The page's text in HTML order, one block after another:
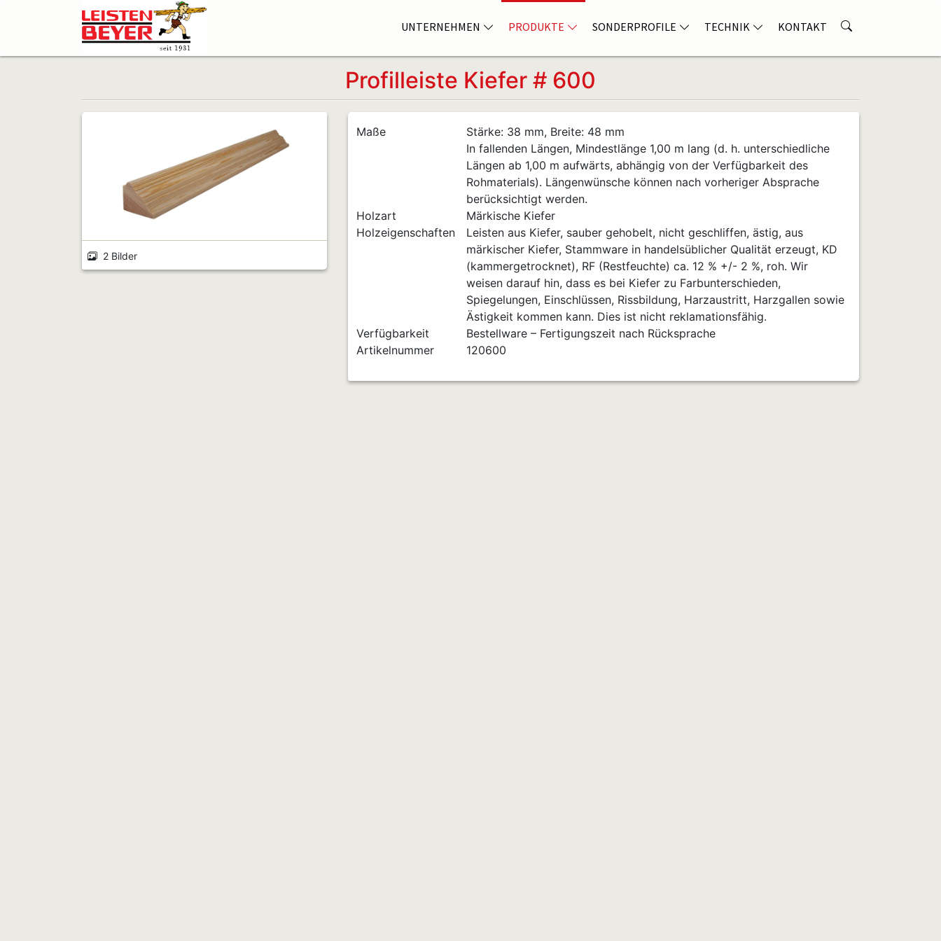
UNTERNEHMEN PRODUKTE SONDERPROFILE TECHNIK KONTAKT
Profilleiste Kiefer # 600
2 Bilder
Maße
Stärke: 38 mm, Breite: 48 mm
In fallenden Längen, Mindestlänge 1,00 m lang (d. h. unterschiedliche
Längen ab 1,00 m aufwärts, abhängig von der Verfügbarkeit des
Rohmaterials). Längenwünsche können nach vorheriger Absprache
berücksichtigt werden.
Holzart
Märkische Kiefer
Holzeigenschaften
Leisten aus Kiefer, sauber gehobelt, nicht geschliffen, ästig, aus
märkischer Kiefer, Stammware in handelsüblicher Qualität erzeugt, KD
(kammergetrocknet), RF (Restfeuchte) ca. 12 % +/- 2 %, roh. Wir
weisen darauf hin, dass es bei Kiefer zu Farbunterschieden,
Spiegelungen, Einschlüssen, Rissbildung, Harzaustritt, Harzgallen sowie
Ästigkeit kommen kann. Dies ist nicht reklamationsfähig.
Verfügbarkeit
Bestellware – Fertigungszeit nach Rücksprache
Artikelnummer
120600